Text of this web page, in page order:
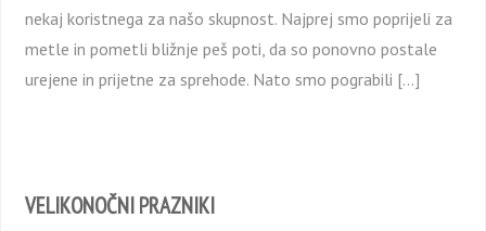
nekaj koristnega za našo skupnost. Najprej smo poprijeli za
metle in pometli bližnje peš poti, da so ponovno postale
urejene in prijetne za sprehode. Nato smo pograbili […]
VELIKONOČNI PRAZNIKI